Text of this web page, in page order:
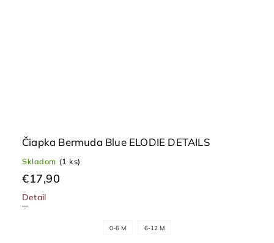
Čiapka Bermuda Blue ELODIE DETAILS
Skladom (1 ks)
€17,90
Detail
0-6 M 6-12 M